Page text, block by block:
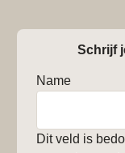
Schrijf
Name
Dit veld is